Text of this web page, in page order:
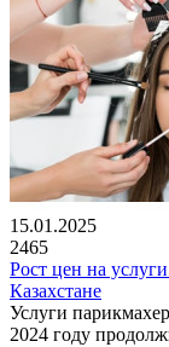
15.01.2025
2465
Рост цен на
Казахстане
Услуги
2024 году